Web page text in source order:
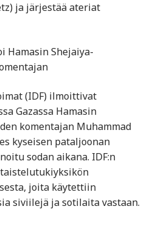
ja järjestää ateriat
Hamasin Shejaiya-
(IDF) ilmoittivat
Gazassa Hamasin
komentajan Muhammad
kyseisen pataljoonan
sodan aikana. IDF:n
joita käytettiin
siviilejä ja sotilaita vastaan.